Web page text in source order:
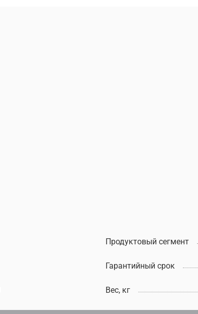
Продуктовый сегмент
Гарантийный срок
Вес, кг